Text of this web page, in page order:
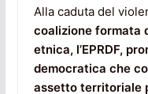
Alla caduta del
coalizione formata
etnica, l’EPRDF,
democratica che
assetto territoriale